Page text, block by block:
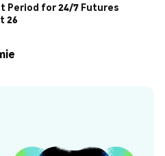
Period for 24/7 Futures
26